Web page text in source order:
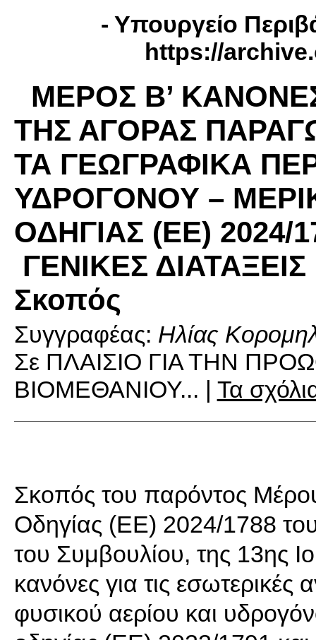
- Yπουργείο
https://
ΜΕΡΟΣ Β’
ΤΗΣ ΑΓΟΡΑΣ
ΤΑ ΓΕΩΓΡΑΦΙΚΑ
ΥΔΡΟΓΟΝΟΥ –
ΟΔΗΓΙΑΣ (ΕΕ) 2024/
ΓΕΝΙΚΕΣ
Σκοπός
Συγγραφέας: Ηλίας
Σε ΠΛΑΙΣΙΟ ΓΙΑ ΤΗΝ
ΒΙΟΜΕΘΑΝΙΟΥ... | Τα
Σκοπός του παρόντος
Οδηγίας (ΕΕ) 2024/1788
του Συμβουλίου, της 13ης
κανόνες για τις
φυσικού αερίου και